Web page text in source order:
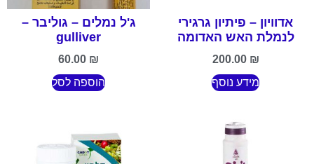
אדוויון – פיתיון גרגירי
לנמלת האש האדומה
200.00 ₪
מידע נוסף
ג'ל נמלים – גוליבר –
gulliver
60.00 ₪
הוספה לסל